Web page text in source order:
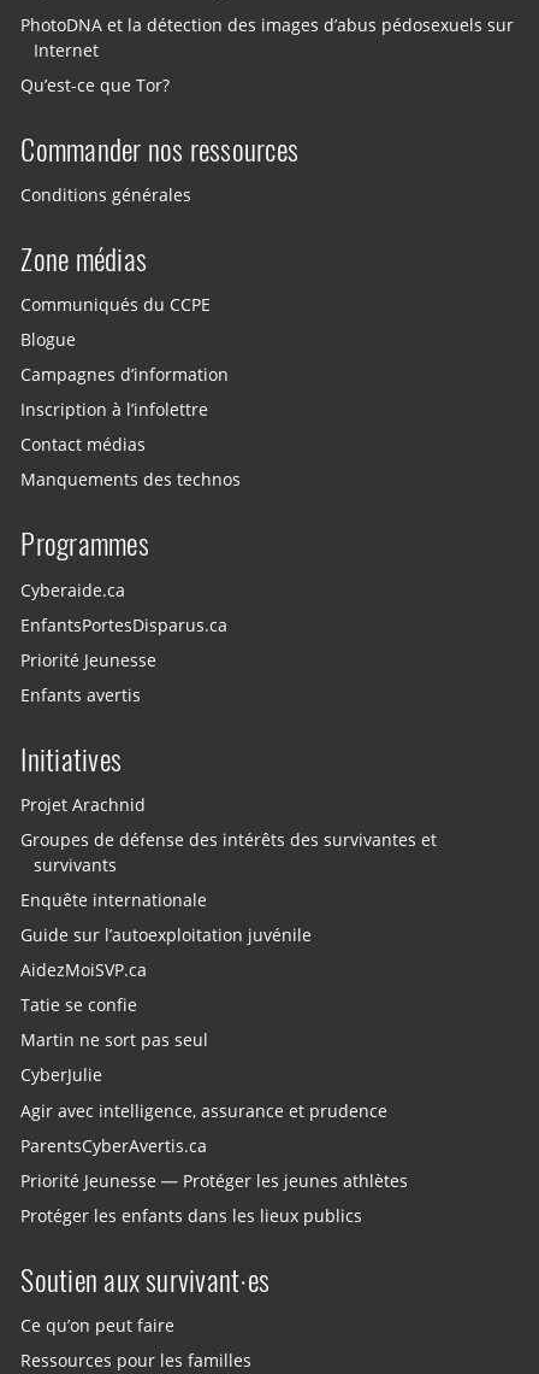
PhotoDNA et la détection des images d’abus pédosexuels sur
Internet
Qu’est-ce que Tor?
Commander nos ressources
Conditions générales
Zone médias
Communiqués du CCPE
Blogue
Campagnes d’information
Inscription à l’infolettre
Contact médias
Manquements des technos
Programmes
Cyberaide.ca
EnfantsPortesDisparus.ca
Priorité Jeunesse
Enfants avertis
Initiatives
Projet Arachnid
Groupes de défense des intérêts des survivantes et
survivants
Enquête internationale
Guide sur l’autoexploitation juvénile
AidezMoiSVP.ca
Tatie se confie
Martin ne sort pas seul
CyberJulie
Agir avec intelligence, assurance et prudence
ParentsCyberAvertis.ca
Priorité Jeunesse — Protéger les jeunes athlètes
Protéger les enfants dans les lieux publics
Soutien aux survivant·es
Ce qu’on peut faire
Ressources pour les familles